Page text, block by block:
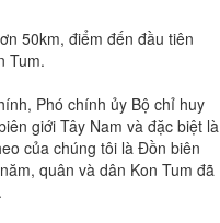
50km, điểm đến đầu tiên
Tum.
Phó chính ủy Bộ chỉ huy
giới Tây Nam và đặc biệt là
của chúng tôi là Đồn biên
quân và dân Kon Tum đã